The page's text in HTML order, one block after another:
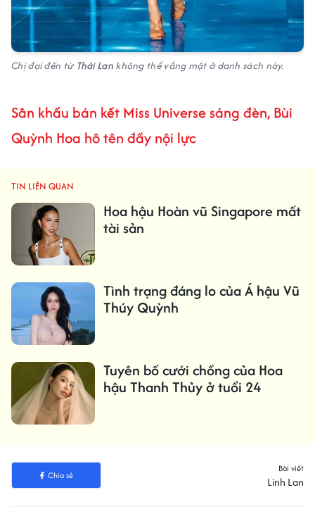
Chị đại đến từ Thái Lan không thể vắng mặt ở danh sách này.
Sân khấu bán kết Miss Universe sáng đèn, Bùi
Quỳnh Hoa hô tên đầy nội lực
TIN LIÊN QUAN
Hoa hậu Hoàn vũ Singapore mất
tài sản
Tình trạng đáng lo của Á hậu Vũ
Thúy Quỳnh
Tuyên bố cưới chồng của Hoa
hậu Thanh Thủy ở tuổi 24
Chia sẻ
Bài viết
Linh Lan